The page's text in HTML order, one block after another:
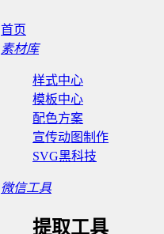
首页
素材库
样式中心
模板中心
配色方案
宣传动图制作
SVG黑科技
微信工具
提取工具